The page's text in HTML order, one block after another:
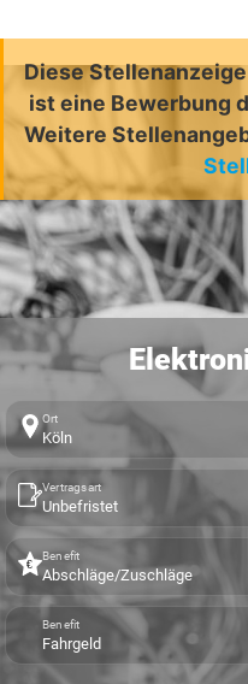
Diese
ist eine Bewerbung
Weitere
Ort
Köln
Vertragsart
Unbefristet
Benefit
Abschläge/Zuschläge
Benefit
Fahrgeld